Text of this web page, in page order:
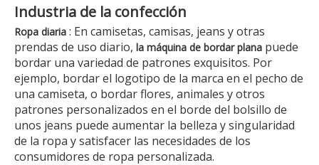
Industria de la confección
Ropa diaria : En camisetas, camisas, jeans y otras
prendas de uso diario, la máquina de bordar plana puede
bordar una variedad de patrones exquisitos. Por
ejemplo, bordar el logotipo de la marca en el pecho de
una camiseta, o bordar flores, animales y otros
patrones personalizados en el borde del bolsillo de
unos jeans puede aumentar la belleza y singularidad
de la ropa y satisfacer las necesidades de los
consumidores de ropa personalizada.